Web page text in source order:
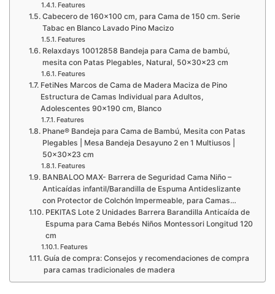
Features
Cabecero de 160×100 cm, para Cama de 150 cm. Serie
Tabac en Blanco Lavado Pino Macizo
Features
Relaxdays 10012858 Bandeja para Cama de bambú,
mesita con Patas Plegables, Natural, 50x30x23 cm
Features
FetiNes Marcos de Cama de Madera Maciza de Pino
Estructura de Camas Individual para Adultos,
Adolescentes 90×190 cm, Blanco
Features
Phane® Bandeja para Cama de Bambú, Mesita con Patas
Plegables | Mesa Bandeja Desayuno 2 en 1 Multiusos |
50x30x23 cm
Features
BANBALOO MAX- Barrera de Seguridad Cama Niño –
Anticaídas infantil/Barandilla de Espuma Antideslizante
con Protector de Colchón Impermeable, para Camas…
PEKITAS Lote 2 Unidades Barrera Barandilla Anticaída de
Espuma para Cama Bebés Niños Montessori Longitud 120
cm
Features
Guía de compra: Consejos y recomendaciones de compra
para camas tradicionales de madera